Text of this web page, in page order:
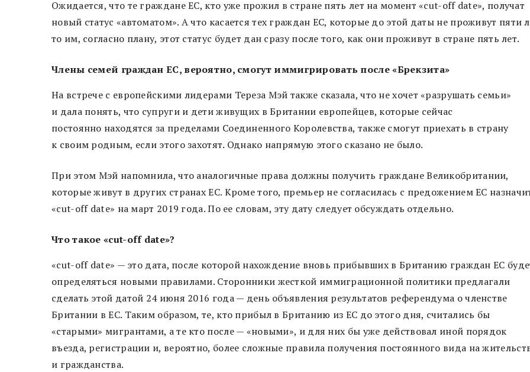
Ожидается, что те граждане ЕС, кто уже прожил в стране пять лет на момент «cut-off date», получат
новый статус «автоматом». А что касается тех граждан ЕС, которые до этой даты не проживут пяти
то им, согласно плану, этот статус будет дан сразу после того, как они проживут в стране пять лет.
Члены семей граждан ЕС, вероятно, смогут иммигрировать после «Брекзита»
На встрече с европейскими лидерами Тереза Мэй также сказала, что не хочет «разрушать семьи»
и дала понять, что супруги и дети живущих в Британии европейцев, которые сейчас
постоянно находятся за пределами Соединенного Королевства, также смогут приехать в страну
к своим родным, если этого захотят. Однако напрямую этого сказано не было.
При этом Мэй напомнила, что аналогичные права должны получить граждане Великобритании,
которые живут в других странах ЕС. Кроме того, премьер не согласилась с предожением ЕС
«cut-off date» на март 2019 года. По ее словам, эту дату следует обсуждать отдельно.
Что такое «cut-off date»?
«cut-off date» — это дата, после которой нахождение вновь прибывших в Британию граждан ЕС
определяться новыми правилами. Сторонники жесткой иммиграционной политики предлагали
сделать этой датой 24 июня 2016 года — день объявления результатов референдума о членстве
Британии в ЕС. Таким образом, те, кто прибыл в Британию из ЕС до этого дня, считались бы
«старыми» мигрантами, а те кто после — «новыми», и для них бы уже действовал иной порядок
въезда, регистрации и, вероятно, более сложные правила получения постоянного вида на
и гражданства.